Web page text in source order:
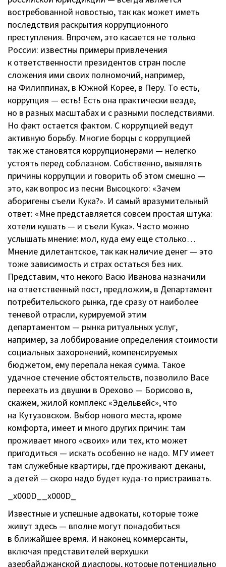
востребованной новостью, так как может иметь
последствия раскрытия коррупционного
преступления. Впрочем, это касается не только
России: известны примеры привлечения
к ответственности президентов стран после
сложения ими своих полномочий, например,
на Филиппинах, в Южной Корее, в Перу. То есть,
коррупция — есть! Есть она практически везде,
но в разных масштабах и с разными последствиями.
Но факт остается фактом. С коррупцией ведут
активную борьбу. Многие борцы с коррупцией
так же становятся коррупционерами — нелегко
устоять перед соблазном. Собственно, выявлять
причины коррупции и говорить об этом смешно —
это, как вопрос из песни Высоцкого: «Зачем
аборигены съели Кука?». И самый вразумительный
ответ: «Мне представляется совсем простая штука:
хотели кушать — и съели Кука». Часто можно
услышать мнение: мол, куда ему еще столько…
Мнение дилетантское, так как наличие денег — это
тоже зависимость и страх остаться без них.
Представим, что некого Васю Иванова назначили
на ответственный пост, предложим, в Департамент
потребительского рынка, где сразу от наиболее
теневой отрасли, курируемой этим
департаментом — рынка ритуальных услуг,
например, за лоббирование определения стоимости
социальных захоронений, компенсируемых
бюджетом, ему перепала некая сумма. Такое
удачное стечение обстоятельств, позволило Васе
переехать из двушки в Орехово — Борисово в,
скажем, жилой комплекс «Эдельвейс», что
на Кутузовском. Выбор нового места, кроме
комфорта, имеет и много других причин: там
проживает много «своих» или тех, кто может
пригодиться — искать особенно не надо. МГУ имеет
там служебные квартиры, где проживают деканы,
а детей — скоро надо будет куда-то пристраивать.
_x000D__x000D_
Известные и успешные адвокаты, которые тоже
живут здесь — вполне могут понадобиться
в ближайшее время. И наконец коммерсанты,
включая представителей верхушки
азербайджанской диаспоры, которые потенциально